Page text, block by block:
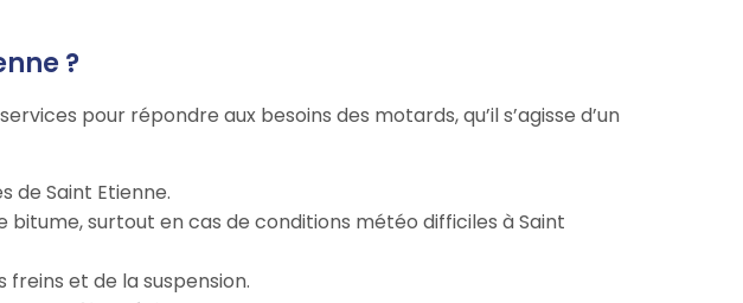
?
pour répondre aux besoins des motards, qu’il s’agisse d’un
de Saint Etienne.
surtout en cas de conditions météo difficiles à Saint
et de la suspension.